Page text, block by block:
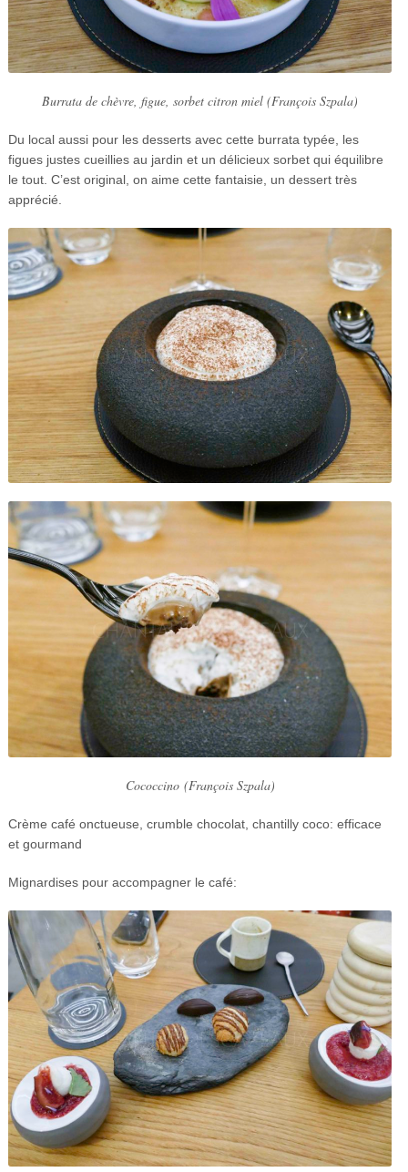
Burrata de chèvre, figue, sorbet citron miel (François Szpala)
Du local aussi pour les desserts avec cette burrata typée, les
figues justes cueillies au jardin et un délicieux sorbet qui équilibre
le tout. C’est original, on aime cette fantaisie, un dessert très
apprécié.
Cococcino(François Szpala)
Crème café onctueuse, crumble chocolat, chantilly coco: efficace
et gourmand
Mignardisespour accompagner le café: